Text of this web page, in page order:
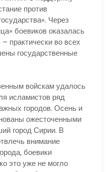
против
Через
боевиков оказалась
практически во всех
государственные
войскам удалось
исламистов ряд
городов. Осень и
ожесточенными
город Сирии. В
внимание
боевики
это уже не могло